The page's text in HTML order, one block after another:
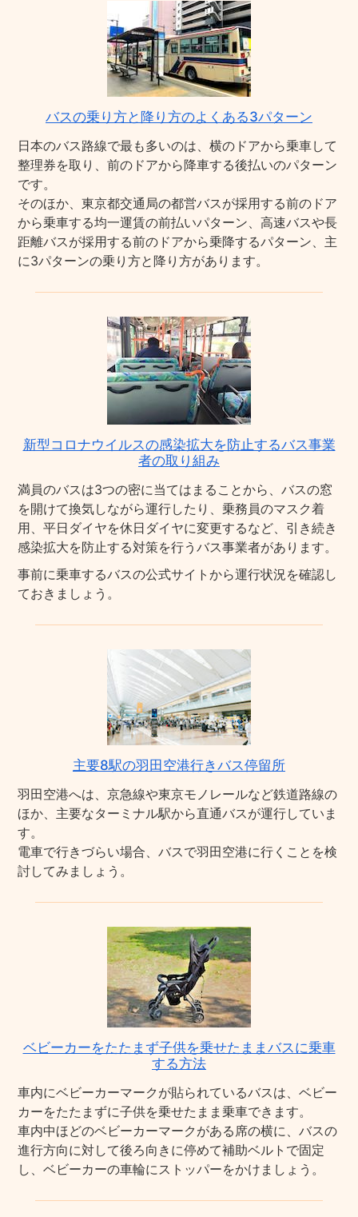
バスの乗り方と降り方のよくある3パターン
日本のバス路線で最も多いのは、横のドアから乗車して
整理券を取り、前のドアから降車する後払いのパターン
です。
そのほか、東京都交通局の都営バスが採用する前のドア
から乗車する均一運賃の前払いパターン、高速バスや長
距離バスが採用する前のドアから乗降するパターン、主
に3パターンの乗り方と降り方があります。
新型コロナウイルスの感染拡大を防止するバス事業
者の取り組み
満員のバスは3つの密に当てはまることから、バスの窓
を開けて換気しながら運行したり、乗務員のマスク着
用、平日ダイヤを休日ダイヤに変更するなど、引き続き
感染拡大を防止する対策を行うバス事業者があります。
事前に乗車するバスの公式サイトから運行状況を確認し
ておきましょう。
主要8駅の羽田空港行きバス停留所
羽田空港へは、京急線や東京モノレールなど鉄道路線の
ほか、主要なターミナル駅から直通バスが運行していま
す。
電車で行きづらい場合、バスで羽田空港に行くことを検
討してみましょう。
ベビーカーをたたまず子供を乗せたままバスに乗車
する方法
車内にベビーカーマークが貼られているバスは、ベビー
カーをたたまずに子供を乗せたまま乗車できます。
車内中ほどのベビーカーマークがある席の横に、バスの
進行方向に対して後ろ向きに停めて補助ベルトで固定
し、ベビーカーの車輪にストッパーをかけましょう。